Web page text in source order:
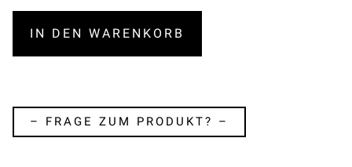
IN DEN WARENKORB
– FRAGE ZUM PRODUKT? –